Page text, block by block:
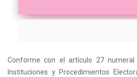
Conforme con el artículo 27
Instituciones y Procedimientos